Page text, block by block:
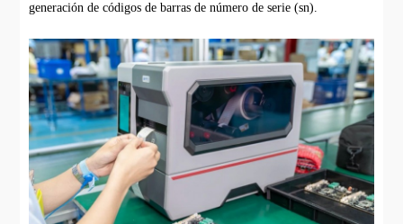
generación de códigos de barras de número de serie (sn).